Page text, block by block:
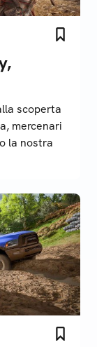
scoperta
mercenari
la nostra